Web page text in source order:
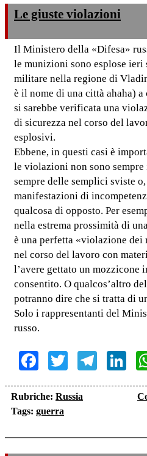
Le giuste violazioni
Il Ministero della «Difesa»
le munizioni sono esplose
militare nella regione di
è il nome di una città ahaha)
si sarebbe verificata una
di sicurezza nel corso del
esplosivi.
Ebbene, in questi casi è
le violazioni non sono
sempre delle semplici sviste
manifestazioni di
qualcosa di opposto. Per
nella estrema prossimità di
è una perfetta «violazione
nel corso del lavoro con
l’avere gettato un mozzicone
consentito. O qualcos’altro
potranno dire che si tratta di
Solo i rappresentanti del
russo.
Facebook
Twitter
Rubriche: Russia
Tags: guerra